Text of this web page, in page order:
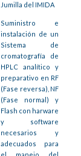
Jumilla del IMIDA
Suministro e
instalación de un
Sistema de
cromatografía de
HPLC analítico y
preparativo en RF
(Fase reversa), NF
(Fase normal) y
Flash con harware
y software
necesarios y
adecuados para